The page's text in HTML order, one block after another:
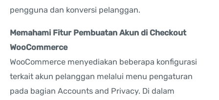
pengguna dan konversi pelanggan.
Memahami Fitur Pembuatan Akun di Checkout
WooCommerce
WooCommerce menyediakan beberapa konfigurasi
terkait akun pelanggan melalui menu pengaturan
pada bagian Accounts and Privacy. Di dalam